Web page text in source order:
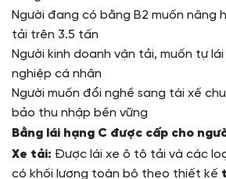
Người đang có bằng B2 muốn nâng
tải trên 3.5 tấn
Người kinh doanh vận tải, muốn tự
nghiệp cá nhân
Người muốn đổi nghề sang tài xế
bảo thu nhập bền vững
Bằng lái hạng C được cấp cho
Xe tải: Được lái xe ô tô tải và các
có khối lượng toàn bộ theo thiết kế